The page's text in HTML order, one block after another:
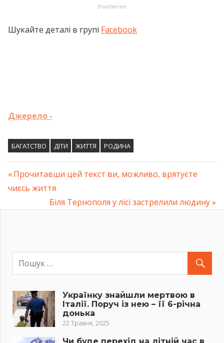
Шукайте деталі в групі Facebook
Джерело -
БАГАТСТВО ДІТИ ЖИТТЯ РОДИНА
Навігація
записів
Previous
Post:
Прочитавши цей текст ви, можливо, врятуєте
чиєсь життя
Next
Біля Тернополя у лісі застрелили людину
Українку знайшли мертвою в
Італії. Поруч із нею – її 6-річна
донька
22 Травня, 2025